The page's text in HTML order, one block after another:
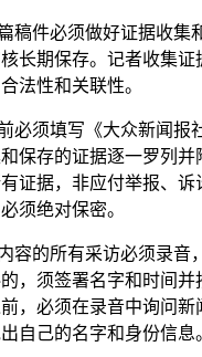
件必须做好证据收集
长期保存。记者收集证
法性和关联性。
须填写《大众新闻报
保存的证据逐一罗列并
证据，非应付举报、诉
须绝对保密。
的所有采访必须录音
，须签署名字和时间并
，必须在录音中询问新
自己的名字和身份信息